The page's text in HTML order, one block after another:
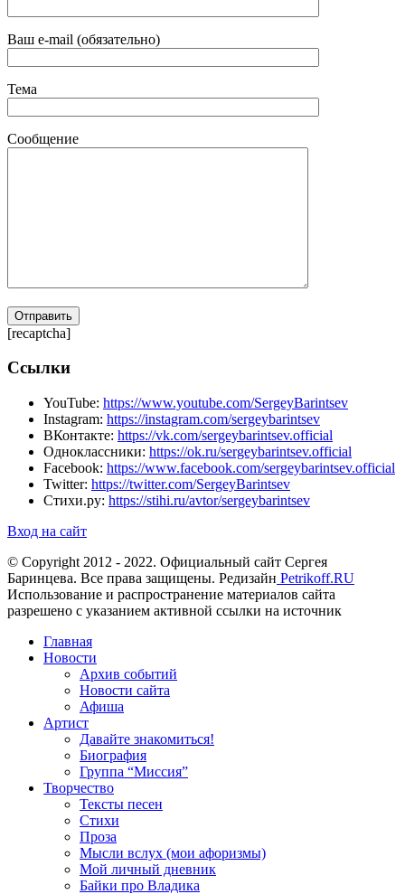
Ваш e-mail (обязательно)
Тема
Сообщение
[recaptcha]
Ссылки
YouTube: https://www.youtube.com/SergeyBarintsev
Instagram: https://instagram.com/sergeybarintsev
ВКонтакте: https://vk.com/sergeybarintsev.official
Одноклассники: https://ok.ru/sergeybarintsev.official
Facebook: https://www.facebook.com/sergeybarintsev.official
Twitter: https://twitter.com/SergeyBarintsev
Стихи.ру: https://stihi.ru/avtor/sergeybarintsev
Вход на сайт
© Copyright 2012 - 2022. Официальный сайт Сергея
Баринцева. Все права защищены. Редизайн Petrikoff.RU
Использование и распространение материалов сайта
разрешено с указанием активной ссылки на источник
Главная
Новости
Архив событий
Новости сайта
Афиша
Артист
Давайте знакомиться!
Биография
Группа “Миссия”
Творчество
Тексты песен
Стихи
Проза
Мысли вслух (мои афоризмы)
Мой личный дневник
Байки про Владика